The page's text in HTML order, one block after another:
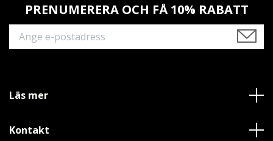
PRENUMERERA OCH FÅ 10% RABATT
Läs mer
Kontakt